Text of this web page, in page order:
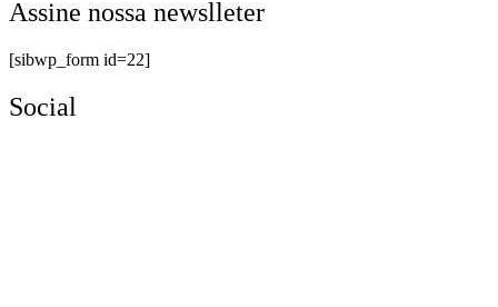
Assine nossa newslleter
[sibwp_form id=22]
Social